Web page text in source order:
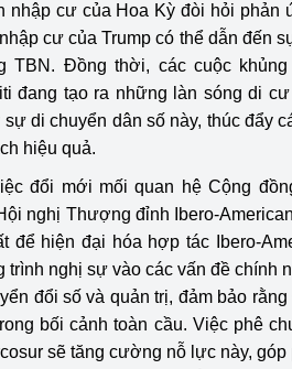
Chính sách
Sản xuất
Phát triển năng lượng
nhập cư của Hoa Kỳ đòi hỏi
cư của Trump có thể dẫn đến
TBN. Đồng thời, các cuộc
đang tạo ra những làn sóng di
di chuyển dân số này, thúc đẩy
hiệu quả.
đổi mới mối quan hệ Cộng
nghị Thượng đỉnh Ibero-
để hiện đại hóa hợp tác Ibero-
trình nghị sự vào các vấn đề chính
đổi số và quản trị, đảm bảo
bối cảnh toàn cầu. Việc phê
sẽ tăng cường nỗ lực này, góp